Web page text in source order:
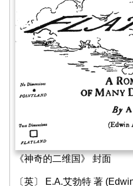
《神奇的二维国》 封面
〔英〕 E.A.艾勃特 著